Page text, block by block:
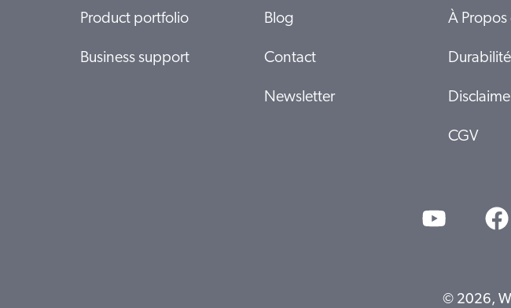
Product portfolio
Business support
Blog
Contact
Newsletter
À Propos
Durabilité
CGV
© 2026,